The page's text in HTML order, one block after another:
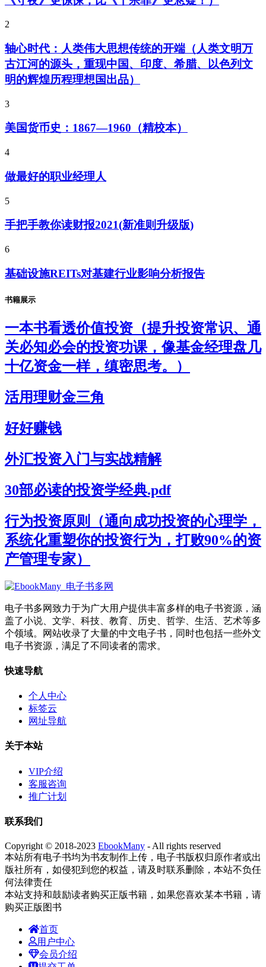
2
轴心时代：人类伟大思想传统的开端（人类文明万
古江河的源头，重现中国、印度、希腊、以色列文
明的辉煌历程理想国出品）
3
美国货币史：1867—1960（精校本）
4
做最好的职业经理人
5
手把手教你读财报2021(新准则升级版)
6
基础设施REITs对基建行业影响分析报告
书籍展示
一本书看透价值投资（提升投资常识、通
关必知必会的投资功课，像基金经理盘几
十亿资金一样，缜密思考。）
活用理财金三角
好好赚钱
外汇投资入门与实战精解
30部必读的投资学经典.pdf
行为投资原则（通向成功投资的心理学，
系统化重塑你的投资行为，打败90%的资
产管理专家）
电子书多网致力于为广大用户提供丰富多样的电子书资源，涵
盖了小说、文学、科技、教育、历史、哲学、生活、艺术等多
个领域。网站收录了大量的中文电子书，同时也包括一些外文
电子书资源，满足了不同读者的需求。
快速导航
个人中心
标签云
网址导航
关于本站
VIP介绍
客服咨询
推广计划
联系我们
Copyright © 2018-2023 EbookMany - All rights reserved
本站所有电子书均为书友制作上传，电子书版权归原作者或出
版社所有，如侵犯到您的权益，请及时联系删除，本站不负任
何法律责任
本站支持和鼓励读者购买正版书籍，如果您喜欢某本书籍，请
购买正版图书
首页
用户中心
会员介绍